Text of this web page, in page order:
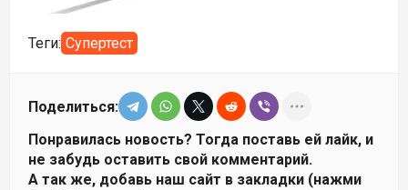
Теги: Супертест
Поделиться:
Понравилась новость? Тогда поставь ей лайк, и
не забудь оставить свой комментарий.
А так же, добавь наш сайт в закладки (нажми